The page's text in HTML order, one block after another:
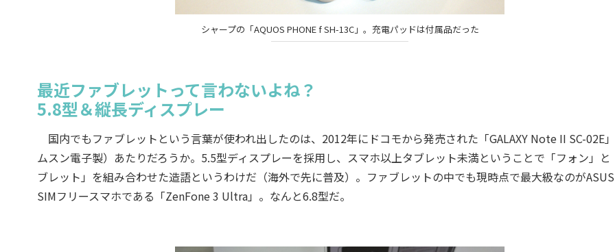
シャープの「AQUOS PHONE f SH-13C」。充電パッドは付属品だった
最近ファブレットって言わないよね？
5.8型＆縦長ディスプレー
国内でもファブレットという言葉が使われ出したのは、2012年にドコモから発売された「GALAXY Note II SC-02E
ムスン電子製）あたりだろうか。5.5型ディスプレーを採用し、スマホ以上タブレット未満ということで「フォン」と
ブレット」を組み合わせた造語というわけだ（海外で先に普及）。ファブレットの中でも現時点で最大級なのが
SIMフリースマホである「ZenFone 3 Ultra」。なんと6.8型だ。